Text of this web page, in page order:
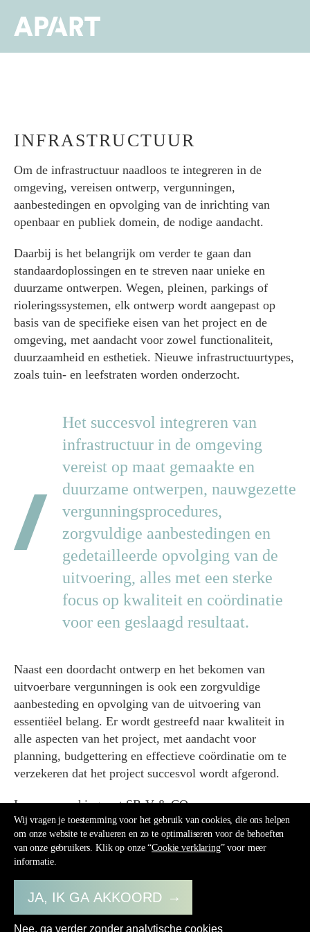
Wij vragen je toestemming voor het gebruik van cookies, die ons helpen
om onze website te evalueren en zo te optimaliseren voor de behoeften
van onze gebruikers. Klik op onze “Cookie verklaring” voor meer
informatie.
JA, IK GA AKKOORD
Nee, ga verder zonder analytische cookies
INFRASTRUCTUUR
Om de infrastructuur naadloos te integreren in de
omgeving, vereisen ontwerp, vergunningen,
aanbestedingen en opvolging van de inrichting van
openbaar en publiek domein, de nodige aandacht.
Daarbij is het belangrijk om verder te gaan dan
standaardoplossingen en te streven naar unieke en
duurzame ontwerpen. Wegen, pleinen, parkings of
rioleringssystemen, elk ontwerp wordt aangepast op
basis van de specifieke eisen van het project en de
omgeving, met aandacht voor zowel functionaliteit,
duurzaamheid en esthetiek. Nieuwe infrastructuurtypes,
zoals tuin- en leefstraten worden onderzocht.
Het succesvol integreren van
infrastructuur in de omgeving
vereist op maat gemaakte en
duurzame ontwerpen, nauwgezette
vergunningsprocedures,
zorgvuldige aanbestedingen en
gedetailleerde opvolging van de
uitvoering, alles met een sterke
focus op kwaliteit en coördinatie
voor een geslaagd resultaat.
Naast een doordacht ontwerp en het bekomen van
uitvoerbare vergunningen is ook een zorgvuldige
aanbesteding en opvolging van de uitvoering van
essentiëel belang. Er wordt gestreefd naar kwaliteit in
alle aspecten van het project, met aandacht voor
planning, budgettering en effectieve coördinatie om te
verzekeren dat het project succesvol wordt afgerond.
In samenwerking metSB-V & CO.
© 2026 AP/ART
Facebook Instagram Disclaimer